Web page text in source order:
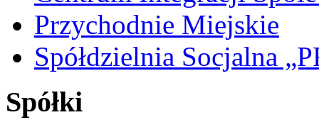
Przychodnie Miejskie
Spółdzielnia Socjalna
Spółki